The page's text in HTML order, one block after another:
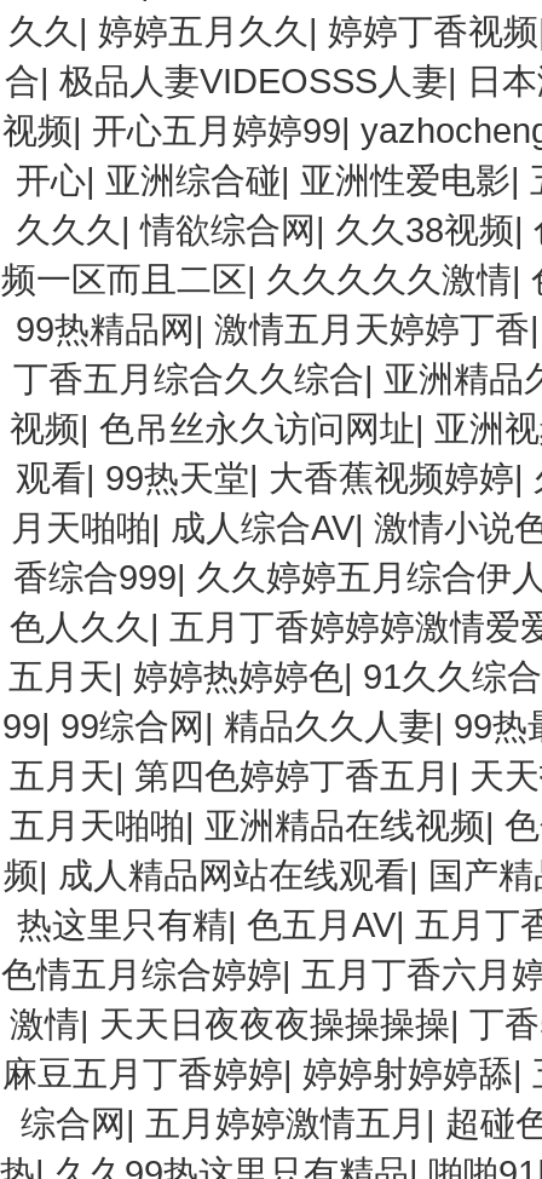
久久 | 婷婷五月久久 | 婷婷丁香视频
合|极品人妻VIDEOSSS人妻| 日
视频| 开心五月婷婷99|
开心| 亚洲综合碰| 亚洲性爱电影|
久久久 |情欲综合网| 久久38视频|
频一区而且二区| 久久久久久激情|
99热精品网| 激情五月天婷婷丁香
丁香五月综合久久综合| 亚洲精品
视频|色吊丝永久访问网址| 亚洲
观看| 99热天堂| 大香蕉视频婷婷|
月天啪啪| 成人综合AV| 激情小说
香综合999| 久久婷婷五月综合伊
色人久久 | 五月丁香婷婷婷激情爱
五月天| 婷婷热婷婷色| 91久久综
99| 99综合网|精品久久人妻| 99热
五月天| 第四色婷婷丁香五月 | 天
五月天啪啪| 亚洲精品在线视频|
频| 成人精品网站在线观看| 国产
热这里只有精| 色五月AV| 五月丁
色情五月综合婷婷| 五月丁香六月
激情| 天天日夜夜夜操操操操| 丁
麻豆五月丁香婷婷| 婷婷射婷婷舔|
综合网| 五月婷婷激情五月 | 超碰